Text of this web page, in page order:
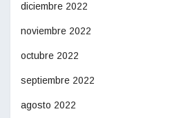
diciembre 2022
noviembre 2022
octubre 2022
septiembre 2022
agosto 2022